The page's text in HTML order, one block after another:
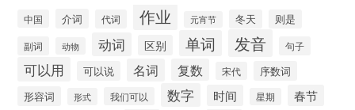
中国 介词 代词 作业 元宵节 冬天
则是
副词
动物 动词 区别 单词 发音 句子
可以用 可以说 名词 复数 宋代
序数词
形容词
形式 我们可以 数字 时间 星期 春节